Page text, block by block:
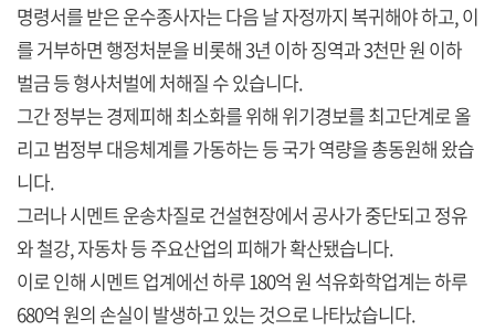
명령서를 받은 운수종사자는 다음 날 자정까지 복귀해야 하고, 이
를 거부하면 행정처분을 비롯해 3년 이하 징역과 3천만 원 이하
벌금 등 형사처벌에 처해질 수 있습니다.
그간 정부는 경제피해 최소화를 위해 위기경보를 최고단계로 올
리고 범정부 대응체계를 가동하는 등 국가 역량을 총동원해 왔습
니다.
그러나 시멘트 운송차질로 건설현장에서 공사가 중단되고 정유
와 철강, 자동차 등 주요산업의 피해가 확산됐습니다.
이로 인해 시멘트 업계에선 하루 180억 원 석유화학업계는 하루
680억 원의 손실이 발생하고 있는 것으로 나타났습니다.